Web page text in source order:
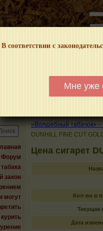
В соответствии с
Мне уже
НАШ ПОРТАЛ –
КАЛЬЯНЫ
Форум
закон
могут
«Волшебный табачок» –
DUNHILL FINE CUT
Цена сигарет
Кол-во в
Текущая
Дата